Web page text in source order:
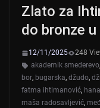
Zlato za
do bronze u
12/11/2025
248
akademik smederevo,
bor, bugarska, džudo,
fatma ihtimanović,
maša radosavljević,